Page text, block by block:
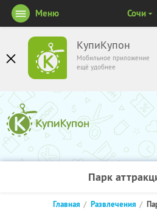
КупиКупон
Мобильное приложение
ещё удобнее
Меню Сочи
Парк
Главная Развлечения